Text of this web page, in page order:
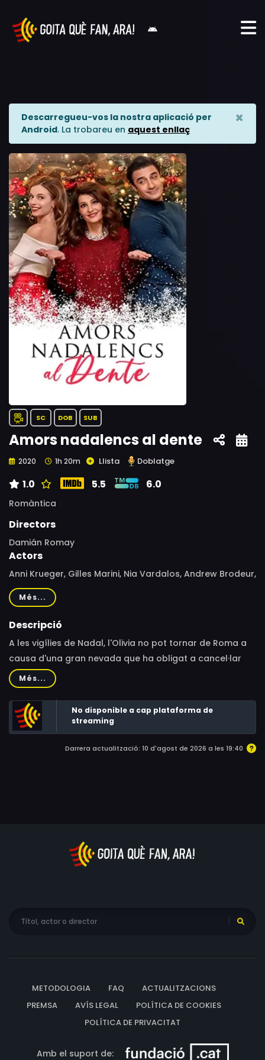
Descarregueu-vos la nostra aplicació per
Android. La trobareu en aquest enllaç
×
SC DOB SUB
Amors nadalencs al dente
2020 1h 20m Llista Doblatge
1.0 5.5 6.0
Romàntica
Directors
Damián Romay
Actors
Anni Krueger, Gilles Marini, Nia Vardalos, Andrew Brodeur,
Emma Myers, Charles Green, Mara Hall, Lauren LaVera,
Chelsea Niven, Mia Romay, Mark Wilson
Més...
Descripció
A les vigílies de Nadal, l'Olivia no pot tornar de Roma a
causa d'una gran nevada que ha obligat a cancel·lar
tots els vols. El somni de la seva vida, inaugurar un
restaurant italià en una petita vila nord-americana just
per al dinar de Nadal, corre perill d'esvair-se. Contra
rellotge, la seva estimada cosina Natalie es desviurà per
salvar-la d'aquesta dramàtica situació.
Més...
No disponible a cap plataforma de
streaming
Darrera actualització: 10 d'agost de 2026 a les 19:40
METODOLOGIA FAQ
ACTUALITZACIONS
PREMSA
AVÍS LEGAL
POLÍTICA DE COOKIES
POLÍTICA DE PRIVACITAT
Amb el suport de: